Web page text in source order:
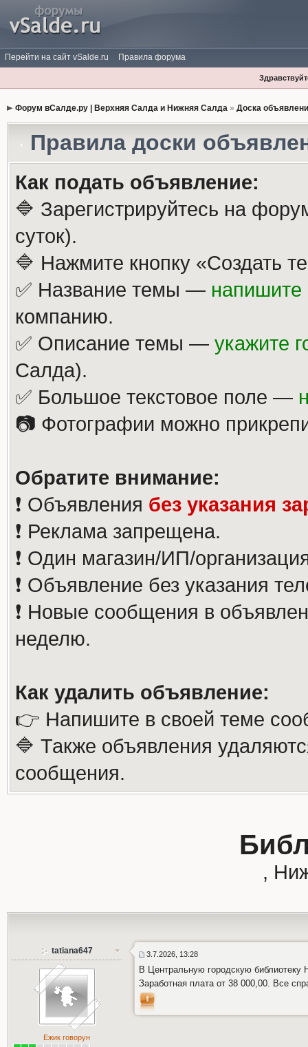
Перейти на сайт vSalde.ru Правила форума
Форум вСалде.ру | Верхняя Салда и Нижняя Салда» Доска
Правила доски
Как подать объявление:
🔷 Зарегистрируйтесь на
суток).
🔷 Нажмите кнопку «Создать
✅ Название темы — напишите
компанию.
✅ Описание темы — укажите
Салда).
✅ Большое текстовое поле —
📷 Фотографии можно
Обратите внимание:
❗️ Объявления без указания
❗️ Реклама запрещена.
❗️ Один магазин/ИП/
❗️ Объявление без указания
❗️ Новые сообщения в
неделю.
Как удалить объявление:
👉 Напишите в своей теме
🔷 Также объявления
сообщения.
,
tatiana647
Ежик говорун
3.7.2026, 13:28
В Центральную городскую библиотеку
Заработная плата от 38 000,00. Все